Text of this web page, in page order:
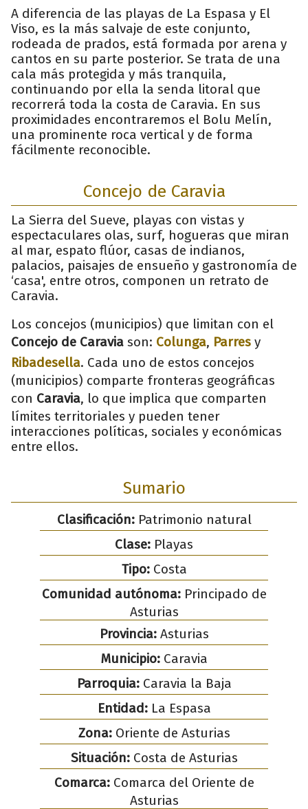
A diferencia de las playas de La Espasa y El
Viso, es la más salvaje de este conjunto,
rodeada de prados, está formada por arena y
cantos en su parte posterior. Se trata de una
cala más protegida y más tranquila,
continuando por ella la senda litoral que
recorrerá toda la costa de Caravia. En sus
proximidades encontraremos el Bolu Melín,
una prominente roca vertical y de forma
fácilmente reconocible.
Concejo de Caravia
La Sierra del Sueve, playas con vistas y
espectaculares olas, surf, hogueras que miran
al mar, espato flúor, casas de indianos,
palacios, paisajes de ensueño y gastronomía de
‘casa', entre otros, componen un retrato de
Caravia.
Los concejos (municipios) que limitan con el
Concejo de Caravia son: Colunga, Parres y
Ribadesella. Cada uno de estos concejos
(municipios) comparte fronteras geográficas
con Caravia, lo que implica que comparten
límites territoriales y pueden tener
interacciones políticas, sociales y económicas
entre ellos.
Sumario
Clasificación:Patrimonio natural
Clase: Playas
Tipo:Costa
Comunidad autónoma:Principado de
Asturias
Provincia:Asturias
Municipio: Caravia
Parroquia:Caravia la Baja
Entidad:La Espasa
Zona:Oriente de Asturias
Situación:Costa de Asturias
Comarca:Comarca del Oriente de
Asturias